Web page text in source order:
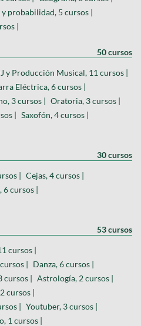
y probabilidad, 5 cursos |
|
50 cursos
y Producción Musical, 11 cursos |
Eléctrica, 6 cursos |
3 cursos | Oratoria, 3 cursos |
| Saxofón, 4 cursos |
30 cursos
| Cejas, 4 cursos |
6 cursos |
53 cursos
cursos |
| Danza, 6 cursos |
cursos | Astrología, 2 cursos |
cursos |
| Youtuber, 3 cursos |
1 cursos |